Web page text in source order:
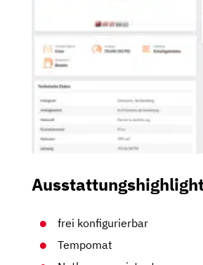
frei konfigurierbar
Tempomat